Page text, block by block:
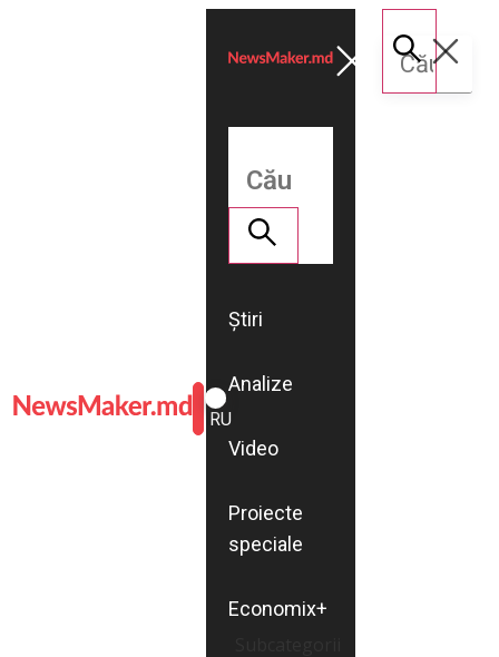
ROMÂNĂ
RU
Știri
Analize
Video
Proiecte
speciale
Economix+